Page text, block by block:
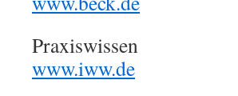
Praxiswissen
www.iww.de